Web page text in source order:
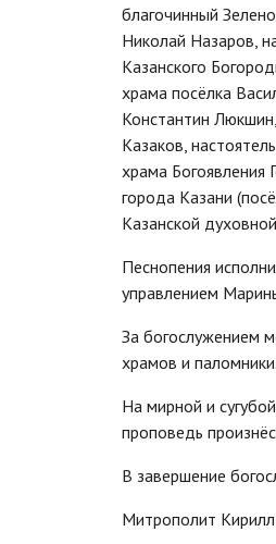
благочинный
Николай Назаров,
Казанского
храма посёлка
Константин
Казаков,
храма Богоявления
города Казани
Казанской
Песнопения
управлением
За богослужением
храмов и паломники.
На мирной и
проповедь
В завершение
Митрополит